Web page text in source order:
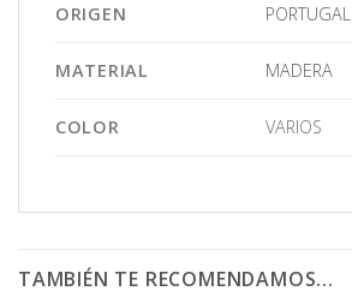
ORIGEN PORTUGAL
MATERIAL MADERA
COLOR VARIOS
TAMBIÉN TE RECOMENDAMOS…